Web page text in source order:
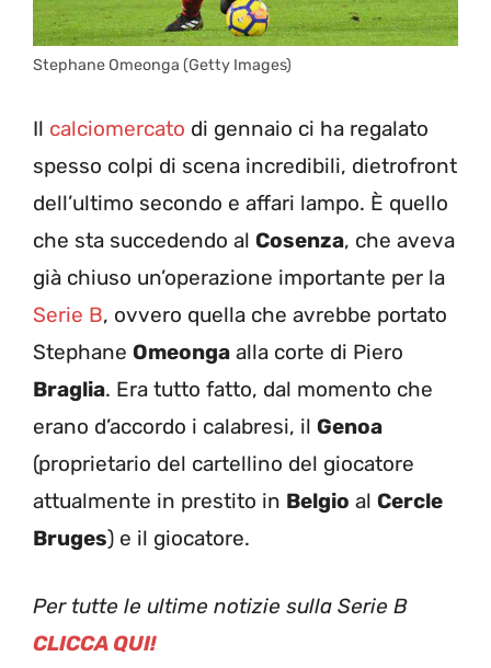
Stephane Omeonga (Getty Images)
Il calciomercato di gennaio ci ha regalato
spesso colpi di scena incredibili, dietrofront
dell’ultimo secondo e affari lampo. È quello
che sta succedendo al Cosenza, che aveva
già chiuso un’operazione importante per la
Serie B, ovvero quella che avrebbe portato
Stephane Omeonga alla corte di Piero
Braglia. Era tutto fatto, dal momento che
erano d’accordo i calabresi, il Genoa
(proprietario del cartellino del giocatore
attualmente in prestito in Belgio al Cercle
Bruges) e il giocatore.
Per tutte le ultime notizie sulla Serie B
CLICCA QUI!